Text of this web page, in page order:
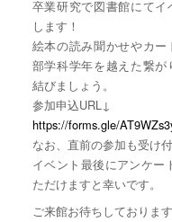
卒業研究で図書館にてイ
します！
絵本の読み聞かせやカー
部学科学年を越えた繋が
結びましょう。
参加申込URL↓
https://forms.gle/
なお、直前の参加も受け
イベント最後にアンケー
ただけますと幸いです。
ご来館お待ちしております